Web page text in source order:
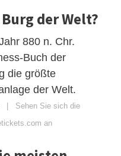
der Welt?
880 n. Chr.
Buch der
die größte
der Welt.
| Sehen Sie sich die
an